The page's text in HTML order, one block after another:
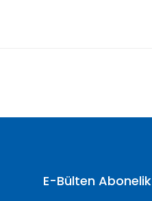
E-Bülten Abonelik